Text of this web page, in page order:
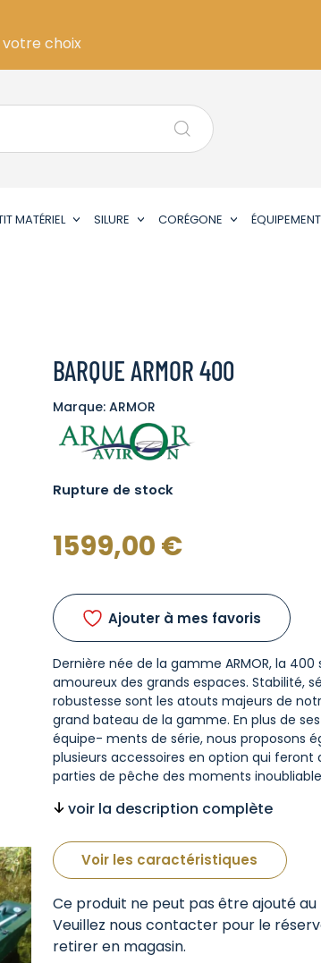
MATÉRIEL SILURE CORÉGONE
BARQUE ARMOR 400
Marque: ARMOR
Rupture de stock
1599,00€
Ajouter à mes favoris
Dernière née de la gamme ARMOR, la 400
amoureux des grands espaces. Stabilité,
robustesse sont les atouts majeurs de
grand bateau de la gamme. En plus de
équipe- ments de série, nous proposons
plusieurs accessoires en option qui feront
parties de pêche des moments
voir la description complète
Voir les caractéristiques
Ce produit ne peut pas être ajouté au
Veuillez nous contacter pour le
retirer en magasin.
votre choix